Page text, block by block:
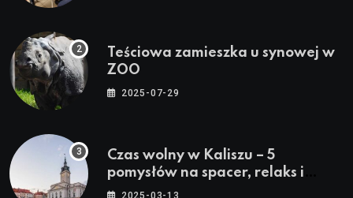
Teściowa zamieszka u synowej w
ZOO
2025-07-29
Czas wolny w Kaliszu – 5
pomysłów na spacer, relaks i
rodzinne atrakcje
2025-03-13